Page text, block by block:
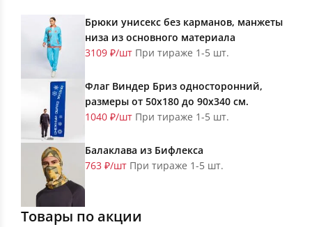
Брюки унисекс без карманов, манжеты
низа из основного материала
3109 ₽/шт При тираже 1-5 шт.
Флаг Виндер Бриз односторонний,
размеры от 50х180 до 90х340 см.
1040 ₽/шт При тираже 1-5 шт.
Балаклава из Бифлекса
763 ₽/шт При тираже 1-5 шт.
Товары по акции